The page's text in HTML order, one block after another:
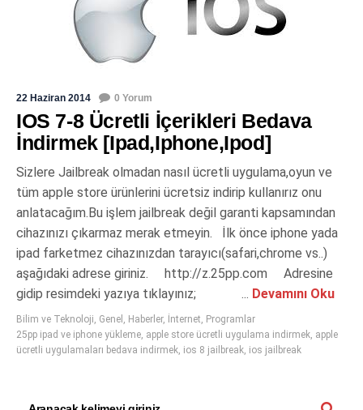
22 Haziran 2014 0 Yorum
IOS 7-8 Ücretli İçerikleri Bedava
İndirmek [Ipad,Iphone,Ipod]
Sizlere Jailbreak olmadan nasıl ücretli uygulama,oyun ve
tüm apple store ürünlerini ücretsiz indirip kullanırız onu
anlatacağım.Bu işlem jailbreak değil garanti kapsamından
cihazınızı çıkarmaz merak etmeyin. İlk önce iphone yada
ipad farketmez cihazınızdan tarayıcı(safari,chrome vs..)
aşağıdaki adrese giriniz. http://z.25pp.com Adresine
gidip resimdeki yazıya tıklayınız; ... Devamını Oku
Bilim ve Teknoloji, Genel , Haberler, İnternet, Programlar
25pp ipad ve iphone yükleme, apple store ücretli uygulama indirmek, apple
ücretli uygulamaları bedava indirmek, ios 8 jailbreak, ios jailbreak